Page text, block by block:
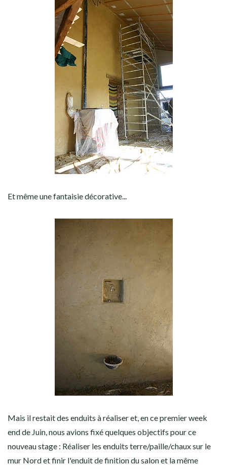
Et même une fantaisie décorative...
Mais il restait des enduits à réaliser et, en ce premier week
end de Juin, nous avions fixé quelques objectifs pour ce
nouveau stage : Réaliser les enduits terre/paille/chaux sur le
mur Nord et finir l'enduit de finition du salon et la même